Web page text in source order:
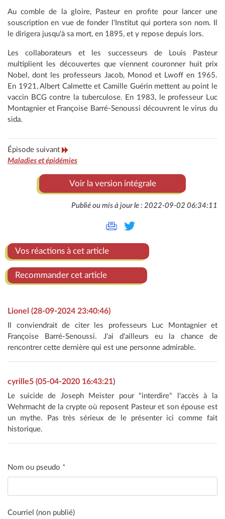
Au comble de la gloire, Pasteur en profite pour lancer une
souscription en vue de fonder l'Institut qui portera son nom. Il
le dirigera jusqu'à sa mort, en 1895, et y repose depuis lors.
Les collaborateurs et les successeurs de Louis Pasteur
multiplient les découvertes que viennent couronner huit prix
Nobel, dont les professeurs Jacob, Monod et Lwoff en 1965.
En 1921, Albert Calmette et Camille Guérin mettent au point le
vaccin BCG contre la tuberculose. En 1983, le professeur Luc
Montagnier et Françoise Barré-Senoussi découvrent le virus du
sida.
Épisode suivant
Maladies et épidémies
Voir la version intégrale
Publié ou mis à jour le : 2022-09-02 06:34:11
Vos réactions à cet article
Recommander cet article
Lionel (28-09-2024 23:40:46)
Il conviendrait de citer les professeurs Luc Montagnier et
Françoise Barré-Senoussi. J'ai d'ailleurs eu la chance de
rencontrer cette dernière qui est une personne admirable.
cyrille5 (05-04-2020 16:43:21)
Le suicide de Joseph Meister pour "interdire" l'accès à la
Wehrmacht de la crypte où reposent Pasteur et son épouse est
un mythe. Pas très sérieux de le présenter ici comme fait
historique.
Nom ou pseudo *
Courriel (non publié)